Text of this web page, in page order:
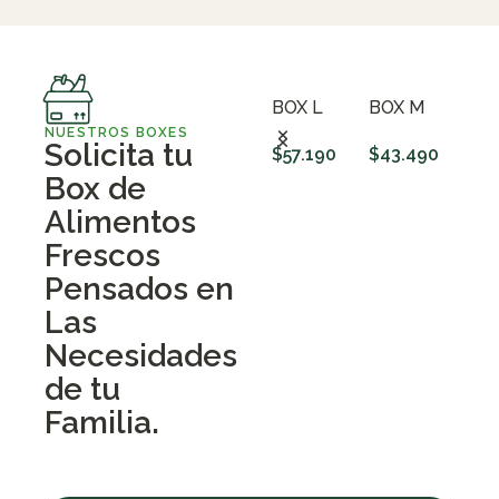
NUESTROS BOXES
Solicita tu
Box de
Alimentos
Frescos
Pensados en
Las
Necesidades
de tu
Familia.
BOX L
$57.190
BOX M
$43.490